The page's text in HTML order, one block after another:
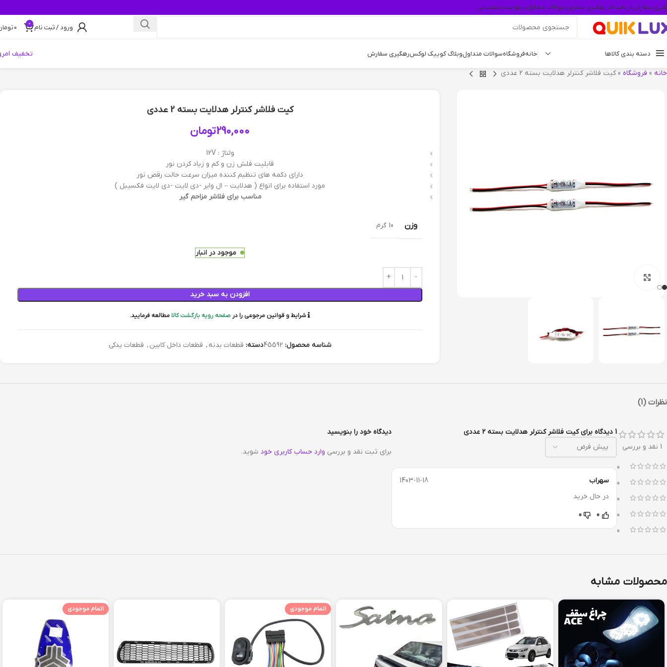
سفارشدریافت کد رهگیری سفارشسوالات متداولدرخواست پشتیبانی
ورود / ثبت نام 0
0
دسته بندی کالاها خانهفروشگاهسوالات متداولوبلاگ کوییک لوکسرهگیری سفارش تخفیف
خانه » فروشگاه »کیت فلاشر کنترلر هدلایت بسته 2 عددی
کیت فلاشر کنترلر هدلایت بسته 2 عددی
290,000تومان
ولتاژ : 12V
قابلیت فلش زن و کم و زیاد کردن نور
دارای دکمه های تنظیم کننده میزان سرعت حالت رقص نور
مورد استفاده برای انواع ( هدلایت – ال وایر -دی لایت -دی لایت فکسیبل )
مناسب برای فلاشر مزاحم گیر
وزن 10 گرم
موجود در انبار
افزودن به سبد خرید
شرایط و قوانین مرجوعی را در صفحه رویه بازگشت کالامطالعه فرمایید.
شناسه محصول:45592دسته: قطعات بدنه , قطعات داخل کابین , قطعات یدکی
نظرات (1)
1 نقد و بررسی
0
0
0
0
0
1 دیدگاه برای کیت فلاشر کنترلر هدلایت بسته 2 عددی
سهراب
1403-11-18
در حال خرید
0
0
دیدگاه خود را بنویسید
برای ثبت نقد و بررسی وارد حساب کاربری خود شوید.
محصولات مشابه
اتمام موجودی اتمام موجودی